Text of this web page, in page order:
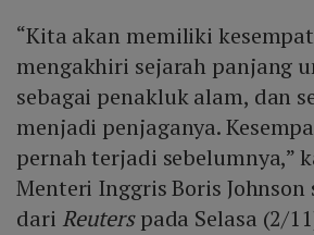
“Kita akan memiliki
mengakhiri sejarah panjang
sebagai penakluk alam, dan
menjadi penjaganya.
pernah terjadi sebelumnya,”
Menteri Inggris Boris
dari Reuterspada Selasa (2/